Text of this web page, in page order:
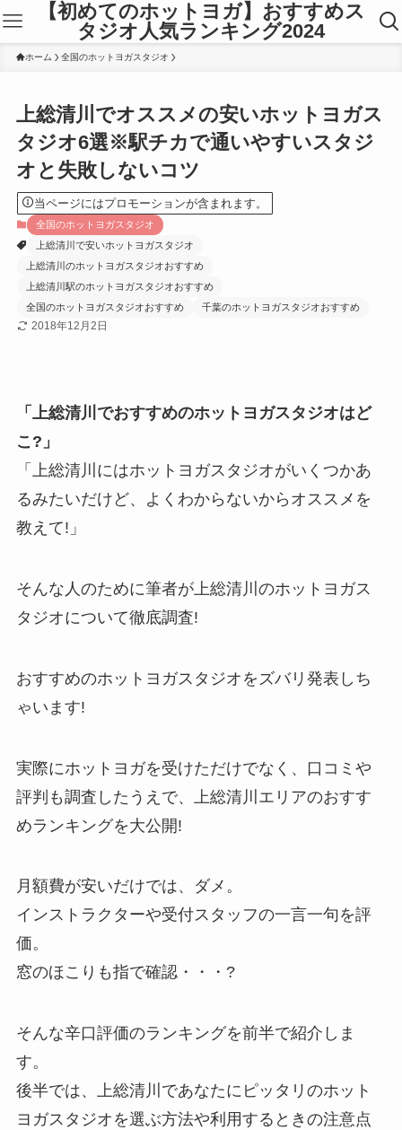
【初めてのホットヨガ】おすすめス
タジオ人気ランキング2024
ホーム 全国のホットヨガスタジオ
上総清川でオススメの安いホットヨガス
タジオ6選※駅チカで通いやすいスタジ
オと失敗しないコツ
当ページにはプロモーションが含まれます。
全国のホットヨガスタジオ
上総清川で安いホットヨガスタジオ
上総清川のホットヨガスタジオおすすめ
上総清川駅のホットヨガスタジオおすすめ
全国のホットヨガスタジオおすすめ
千葉のホットヨガスタジオおすすめ
2018年12月2日
「上総清川でおすすめのホットヨガスタジオはど
こ?」
「上総清川にはホットヨガスタジオがいくつかあ
るみたいだけど、よくわからないからオススメを
教えて!」
そんな人のために筆者が上総清川のホットヨガス
タジオについて徹底調査!
おすすめのホットヨガスタジオをズバリ発表しち
ゃいます!
実際にホットヨガを受けただけでなく、口コミや
評判も調査したうえで、上総清川エリアのおすす
めランキングを大公開!
月額費が安いだけでは、ダメ。
インストラクターや受付スタッフの一言一句を評
価。
窓のほこりも指で確認・・・?
そんな辛口評価のランキングを前半で紹介しま
す。
後半では、上総清川であなたにピッタリのホット
ヨガスタジオを選ぶ方法や利用するときの注意点